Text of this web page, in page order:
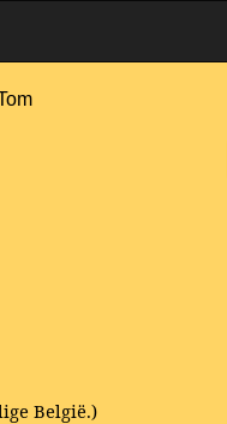
België.)